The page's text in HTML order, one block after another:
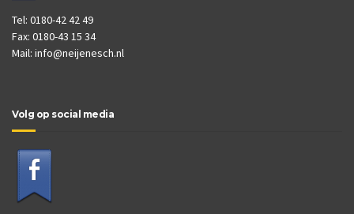
Tel: 0180-42 42 49
Fax: 0180-43 15 34
Mail: info@neijenesch.nl
Volg op social media